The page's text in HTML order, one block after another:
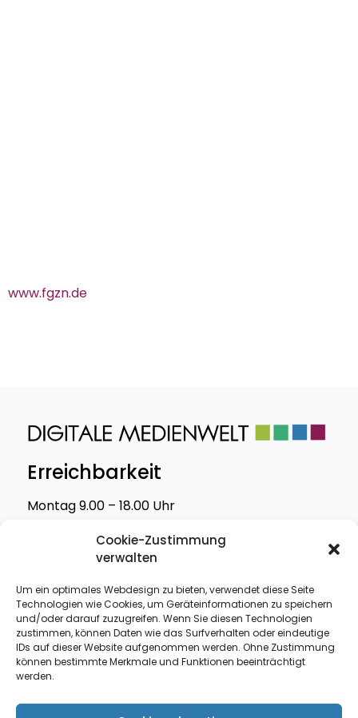
Cookie-Zustimmung
verwalten
Um ein optimales Webdesign zu bieten, verwendet diese Seite
Technologien wie Cookies, um Geräteinformationen zu speichern
und/oder darauf zuzugreifen. Wenn Sie diesen Technologien
zustimmen, können Daten wie das Surfverhalten oder eindeutige
IDs auf dieser Website aufgenommen werden. Ohne Zustimmung
können bestimmte Merkmale und Funktionen beeinträchtigt
werden.
www.fgzn.de
Erreichbarkeit
Montag 9.00 – 18.00 Uhr
Adresse
Löwengasse 27 B
60385 Frankfurt am Main
E-Mail